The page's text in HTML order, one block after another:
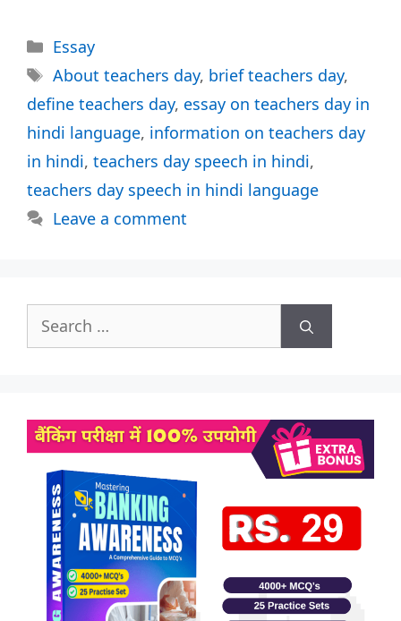
Categories
Essay
Tags
About teachers day, brief teachers day,
define teachers day, essay on teachers day in
hindi language, information on teachers day
in hindi, teachers day speech in hindi,
teachers day speech in hindi language
Leave a comment
for: